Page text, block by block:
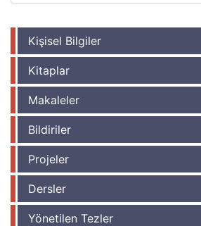
Kişisel Bilgiler
Kitaplar
Makaleler
Bildiriler
Projeler
Dersler
Yönetilen Tezler